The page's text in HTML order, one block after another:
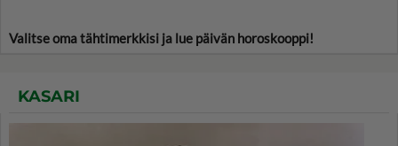
Valitse oma tähtimerkkisi ja lue päivän horoskooppi!
KASARI